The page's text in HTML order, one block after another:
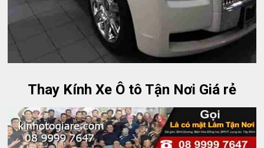
Thay Kính Xe Ô tô Tận Nơi Giá rẻ